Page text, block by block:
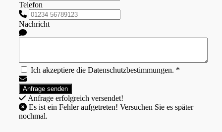
Telefon
Nachricht
Ich akzeptiere die Datenschutzbestimmungen. *
Anfrage erfolgreich versendet!
nochmal.